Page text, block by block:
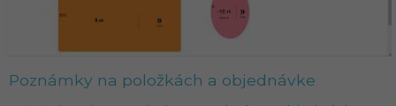
Poznámky na položkách a objednávke